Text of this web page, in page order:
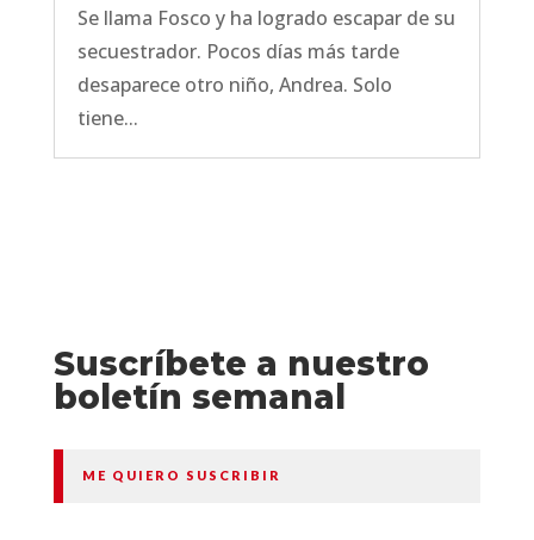
Se llama Fosco y ha logrado escapar de su
secuestrador. Pocos días más tarde
desaparece otro niño, Andrea. Solo
tiene...
Suscríbete a nuestro
boletín semanal
ME QUIERO SUSCRIBIR